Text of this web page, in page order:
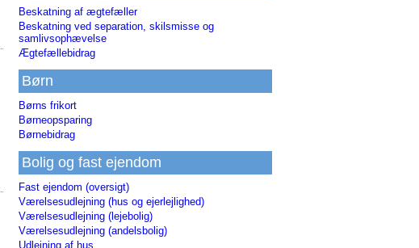
Beskatning af ægtefæller
Beskatning ved separation, skilsmisse og
samlivsophævelse
Ægtefællebidrag
Børn
Børns frikort
Børneopsparing
Børnebidrag
Bolig og fast ejendom
Fast ejendom (oversigt)
Værelsesudlejning (hus og ejerlejlighed)
Værelsesudlejning (lejebolig)
Værelsesudlejning (andelsbolig)
Udlejning af hus